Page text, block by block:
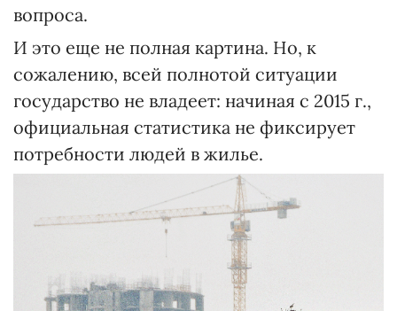
вопроса.
И это еще не полная картина. Но, к
сожалению, всей полнотой ситуации
государство не владеет: начиная с 2015 г.,
официальная статистика не фиксирует
потребности людей в жилье.